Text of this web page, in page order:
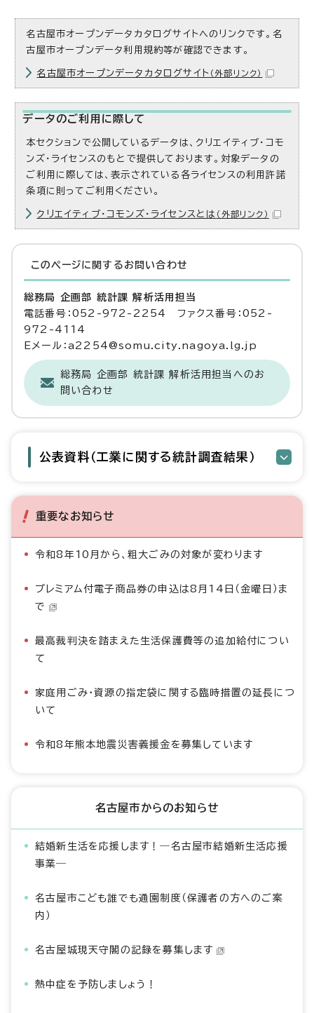
名古屋市オープンデータカタログサイトへのリンクです。名
古屋市オープンデータ利用規約等が確認できます。
名古屋市オープンデータカタログサイト （外部リンク）
データのご利用に際して
本セクションで公開しているデータは、クリエイティブ・コモ
ンズ・ライセンスのもとで提供しております。対象データの
ご利用に際しては、表示されている各ライセンスの利用許諾
条項に則ってご利用ください。
クリエイティブ・コモンズ・ライセンスとは （外部リンク）
このページに関する お問い合わせ
総務局 企画部 統計課 解析活用担当
電話番号：052-972-2254 ファクス番号：052-
972-4114
Eメール：a2254@somu.city.nagoya.lg.jp
総務局 企画部 統計課 解析活用担当へのお
問い合わせ
公表資料（工業に関する統計調査結果）
重要なお知らせ
令和8年10月から、粗大ごみの対象が変わります
プレミアム付電子商品券の申込は8月14日（金曜日）ま
で
最高裁判決を踏まえた生活保護費等の追加給付につい
て
家庭用ごみ・資源の指定袋に関する臨時措置の延長につ
いて
令和8年熊本地震災害義援金を募集しています
名古屋市からのお知らせ
結婚新生活を応援します！―名古屋市結婚新生活応援
事業―
名古屋市こども誰でも通園制度（保護者の方へのご案
内）
名古屋城現天守閣の記録を募集します
熱中症を予防しましょう！